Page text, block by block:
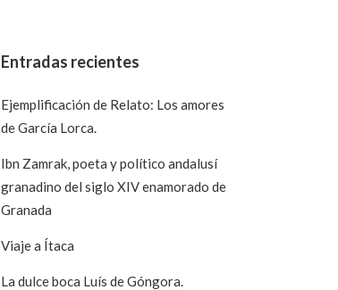
Entradas recientes
Ejemplificación de Relato: Los amores
de García Lorca.
Ibn Zamrak, poeta y político andalusí
granadino del siglo XIV enamorado de
Granada
Viaje a Ítaca
La dulce boca Luís de Góngora.